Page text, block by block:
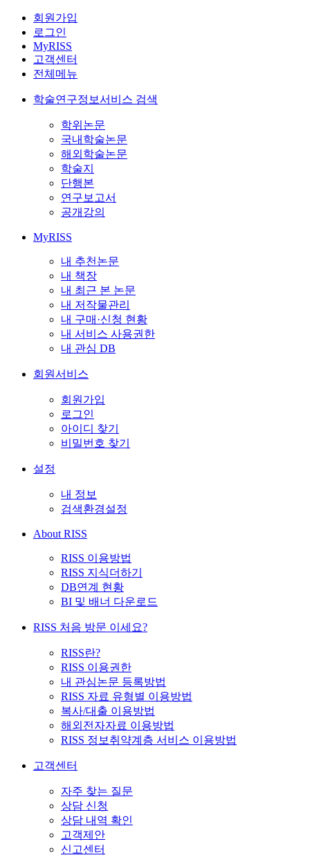
회원가입
로그인
MyRISS
고객센터
전체메뉴
학술연구정보서비스 검색
학위논문
국내학술논문
해외학술논문
학술지
단행본
연구보고서
공개강의
MyRISS
내 추천논문
내 책장
내 최근 본 논문
내 저작물관리
내 구매·신청 현황
내 서비스 사용권한
내 관심 DB
회원서비스
회원가입
로그인
아이디 찾기
비밀번호 찾기
설정
내 정보
검색환경설정
About RISS
RISS 이용방법
RISS 지식더하기
DB연계 현황
BI 및 배너 다운로드
RISS 처음 방문 이세요?
RISS란?
RISS 이용권한
내 관심논문 등록방법
RISS 자료 유형별 이용방법
복사/대출 이용방법
해외전자자료 이용방법
RISS 정보취약계층 서비스 이용방법
고객센터
자주 찾는 질문
상담 신청
상담 내역 확인
고객제안
신고센터